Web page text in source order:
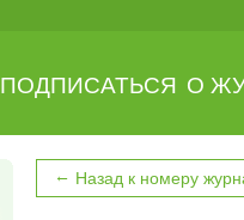
ПОДПИСАТЬСЯ О
← Назад к номеру